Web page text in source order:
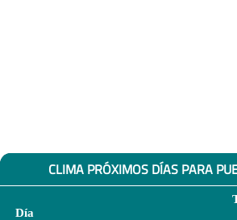
CLIMA PRÓXIMOS DÍAS PARA
Día